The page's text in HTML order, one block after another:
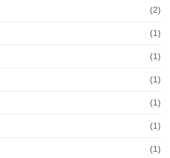
(2)
(1)
(1)
(1)
(1)
(1)
(1)